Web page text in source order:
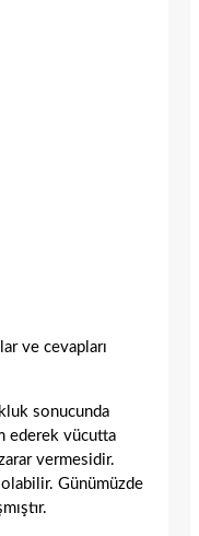
ve cevapları
sonucunda
ederek vücutta
vermesidir.
olabilir. Günümüzde